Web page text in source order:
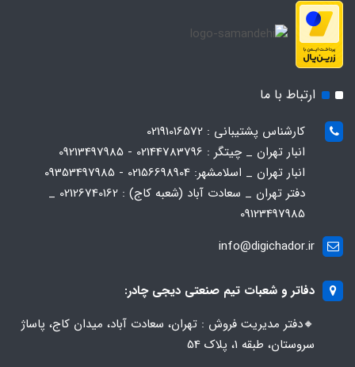
ارتباط با ما
کارشناس پشتیبانی : 02191016572
انبار تهران _ چیتگر : 02144783796 - 09213497985
انبار تهران _ اسلامشهر: 02156698904 - 09353497985
دفتر تهران _ سعادت آباد (شعبه کاج) : 02126740162 _
09123497985
info@digichador.ir
دفاتر و شعبات تیم صنعتی دیجی چادر:
🔸️​​دفتر مدیریت فروش : تهران، سعادت آباد، میدان کاج، پاساژ
سروستان، طبقه 1، پلاک 54